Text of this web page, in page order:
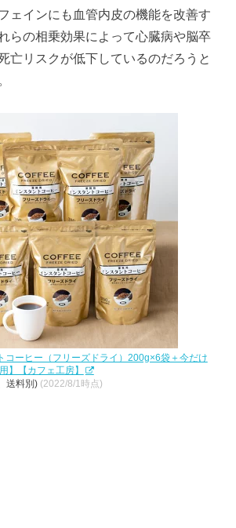
ェインにも血管内皮の機能を改善す
らの相乗効果によって心臓病や脳卒
亡リスクが低下しているのだろうと
コーヒー（フリーズドライ）200g×6袋＋今だけ
】【カフェ工房】
送料別) (2022/8/1時点)